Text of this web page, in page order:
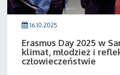
16.10.2025
Erasmus Day 2025 w
klimat, młodzież i
człowieczeństwie